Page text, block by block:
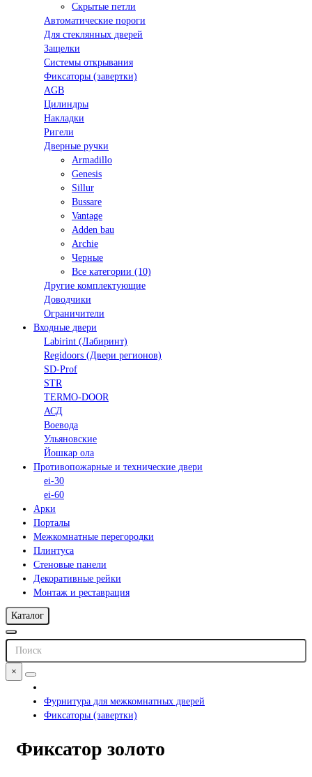
Скрытые петли
Автоматические пороги
Для стеклянных дверей
Защелки
Системы открывания
Фиксаторы (завертки)
AGB
Цилиндры
Накладки
Ригели
Дверные ручки
Armadillo
Genesis
Sillur
Bussare
Vantage
Adden bau
Archie
Черные
Все категории (10)
Другие комплектующие
Доводчики
Ограничители
Входные двери
Labirint (Лабиринт)
Regidoors (Двери регионов)
SD-Prof
STR
TERMO-DOOR
АСД
Воевода
Ульяновские
Йошкар ола
Противопожарные и технические двери
ei-30
ei-60
Арки
Порталы
Межкомнатные перегородки
Плинтуса
Стеновые панели
Декоративные рейки
Монтаж и реставрация
Каталог
×
Фурнитура для межкомнатных дверей
Фиксаторы (завертки)
Фиксатор золото